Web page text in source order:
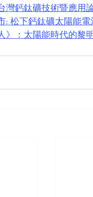
灣鈣鈦礦技術暨應
: 松下鈣鈦礦太陽能電
》：太陽能時代的黎